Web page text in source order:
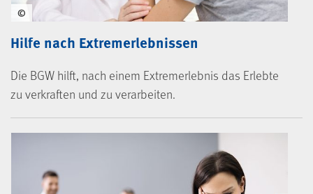
Hilfe nach Extremerlebnissen
Die BGW hilft, nach einem Extremerlebnis das Erlebte
zu verkraften und zu verarbeiten.
©